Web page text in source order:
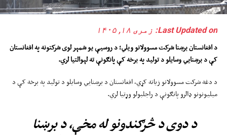
Last Updated on: زمری ۱۸, ۱۴۰۵
د افغانستان برښنا شرکت مسوولانوويلي؛د روسیې یو شمېر لوی شرکتونه په افغانستان
کې د برښنايي وسایلو د تولید په برخه کې پانګونې ته لېوالتیا لري.
د دغه شرکت مسوولانو زیاته کړي، افغانستان د برښنايي وسایلو د تولید په برخه کې د
میلیونونو ډالرو پانګونې د راجلبولو وړتیا لري.
د دوی د څرګندونو له مخې، د برښنا